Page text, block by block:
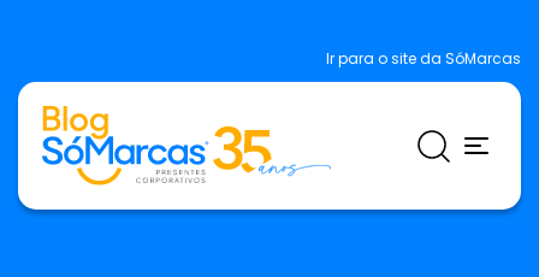
Ir para o site da SóMarcas